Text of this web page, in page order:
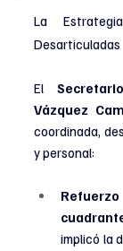
La
Desarticuladas
El
Vázquez
coordinada,
y personal:
implicó la